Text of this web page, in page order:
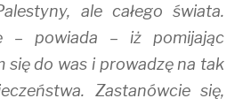
ale całego świata.
– powiada – iż pomijając
się do was i prowadzę na tak
Zastanówcie się,